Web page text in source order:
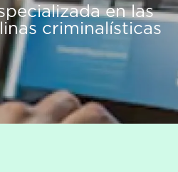
en las
criminalísticas